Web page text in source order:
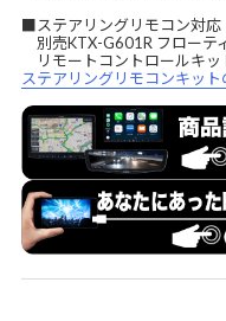
■ステアリングリモコン対応
別売KTX-G601R フローテ
リモートコントロールキッ
ステアリングリモコンキッ